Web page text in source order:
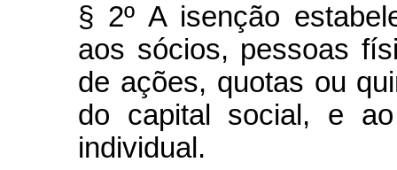
§ 2º A isenção
aos sócios, pessoas
de ações, quotas ou
do capital social, e
individual.